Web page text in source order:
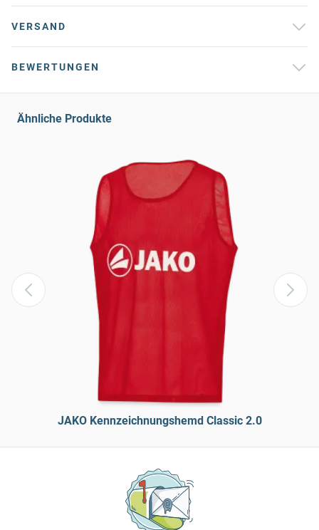
VERSAND
BEWERTUNGEN
Ähnliche Produkte
JAKO Kennzeichnungshemd Classic 2.0